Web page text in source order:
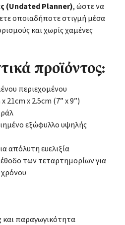
(Undated Planner), ώστε να
οποιαδήποτε στιγμή μέσα
και χωρίς χαμένες
προϊόντος:
περιεχομένου
21cm x 2.5cm (7” x 9”)
εξώφυλλο υψηλής
απόλυτη ευελιξία
των τεταρτημορίων για
χρόνου
παραγωγικότητα